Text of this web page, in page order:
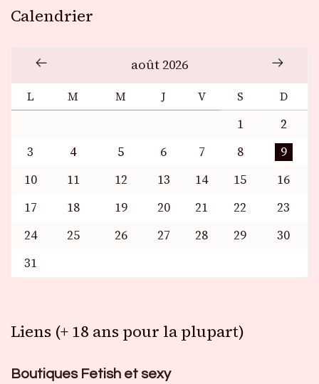
Calendrier
août 2026
L M M J V S D
1
2
3
4 5 6 7 8
9
10
11 12 13 14 15
16
17
18 19 20 21 22
23
24
25 26 27 28 29
30
31
Liens (+ 18 ans pour la plupart)
Boutiques Fetish et sexy